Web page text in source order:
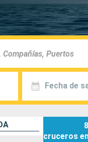
Fecha de
8
cruceros